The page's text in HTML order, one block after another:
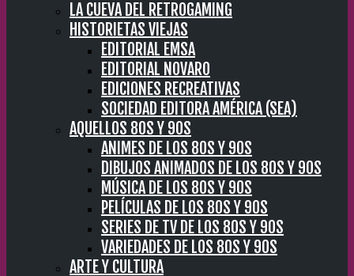
LA CUEVA DEL RETROGAMING
HISTORIETAS VIEJAS
EDITORIAL EMSA
EDITORIAL NOVARO
EDICIONES RECREATIVAS
SOCIEDAD EDITORA AMÉRICA (SEA)
AQUELLOS 80S Y 90S
ANIMES DE LOS 80S Y 90S
DIBUJOS ANIMADOS DE LOS 80S Y 90S
MÚSICA DE LOS 80S Y 90S
PELÍCULAS DE LOS 80S Y 90S
SERIES DE TV DE LOS 80S Y 90S
VARIEDADES DE LOS 80S Y 90S
ARTE Y CULTURA